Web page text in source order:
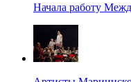
Начала работу